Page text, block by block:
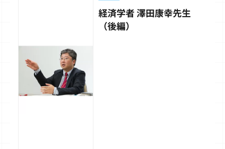
経済学者 澤田康幸先生
（後編）